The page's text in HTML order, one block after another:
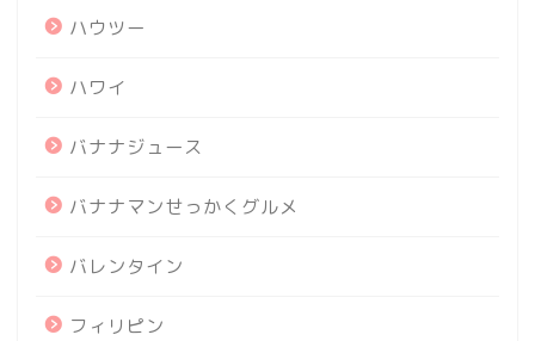
ハウツー
ハワイ
バナナジュース
バナナマンせっかくグルメ
バレンタイン
フィリピン